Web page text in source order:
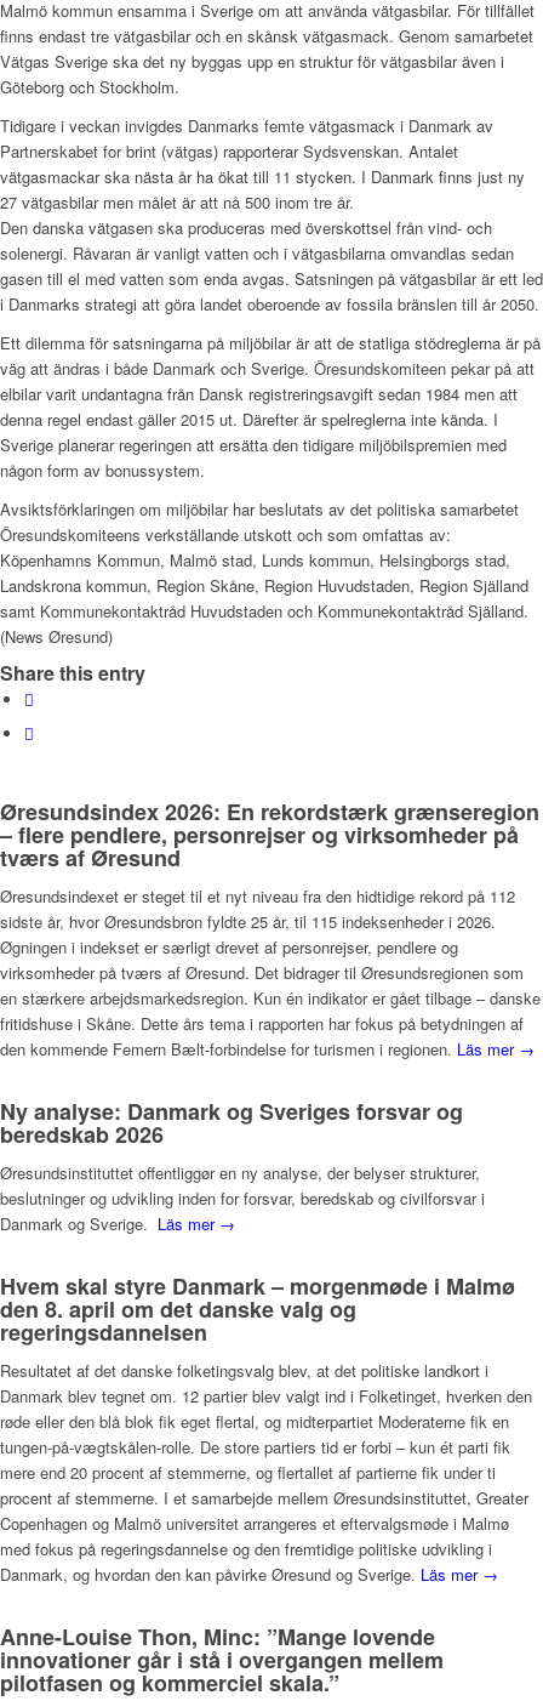
Malmö kommun ensamma i Sverige om att använda vätgasbilar. För tillfället
finns endast tre vätgasbilar och en skånsk vätgasmack. Genom samarbetet
Vätgas Sverige ska det ny byggas upp en struktur för vätgasbilar även i
Göteborg och Stockholm.
Tidigare i veckan invigdes Danmarks femte vätgasmack i Danmark av
Partnerskabet for brint (vätgas) rapporterar Sydsvenskan. Antalet
vätgasmackar ska nästa år ha ökat till 11 stycken. I Danmark finns just ny
27 vätgasbilar men målet är att nå 500 inom tre år.
Den danska vätgasen ska produceras med överskottsel från vind- och
solenergi. Råvaran är vanligt vatten och i vätgasbilarna omvandlas sedan
gasen till el med vatten som enda avgas. Satsningen på vätgasbilar är ett led
i Danmarks strategi att göra landet oberoende av fossila bränslen till år 2050.
Ett dilemma för satsningarna på miljöbilar är att de statliga stödreglerna är på
väg att ändras i både Danmark och Sverige. Öresundskomiteen pekar på att
elbilar varit undantagna från Dansk registreringsavgift sedan 1984 men att
denna regel endast gäller 2015 ut. Därefter är spelreglerna inte kända. I
Sverige planerar regeringen att ersätta den tidigare miljöbilspremien med
någon form av bonussystem.
Avsiktsförklaringen om miljöbilar har beslutats av det politiska samarbetet
Öresundskomiteens verkställande utskott och som omfattas av:
Köpenhamns Kommun, Malmö stad, Lunds kommun, Helsingborgs stad,
Landskrona kommun, Region Skåne, Region Huvudstaden, Region Själland
samt Kommunekontaktråd Huvudstaden och Kommunekontaktråd Själland.
(News Øresund)
Share this entry
Øresundsindex 2026: En rekordstærk grænseregion
– flere pendlere, personrejser og virksomheder på
tværs af Øresund
Øresundsindexet er steget til et nyt niveau fra den hidtidige rekord på 112
sidste år, hvor Øresundsbron fyldte 25 år, til 115 indeksenheder i 2026.
Øgningen i indekset er særligt drevet af personrejser, pendlere og
virksomheder på tværs af Øresund. Det bidrager til Øresundsregionen som
en stærkere arbejdsmarkedsregion. Kun én indikator er gået tilbage – danske
fritidshuse i Skåne. Dette års tema i rapporten har fokus på betydningen af
den kommende Femern Bælt-forbindelse for turismen i regionen. Läs mer →
Ny analyse: Danmark og Sveriges forsvar og
beredskab 2026
Øresundsinstituttet offentliggør en ny analyse, der belyser strukturer,
beslutninger og udvikling inden for forsvar, beredskab og civilforsvar i
Danmark og Sverige. Läs mer →
Hvem skal styre Danmark – morgenmøde i Malmø
den 8. april om det danske valg og
regeringsdannelsen
Resultatet af det danske folketingsvalg blev, at det politiske landkort i
Danmark blev tegnet om. 12 partier blev valgt ind i Folketinget, hverken den
røde eller den blå blok fik eget flertal, og midterpartiet Moderaterne fik en
tungen-på-vægtskålen-rolle. De store partiers tid er forbi – kun ét parti fik
mere end 20 procent af stemmerne, og flertallet af partierne fik under ti
procent af stemmerne. I et samarbejde mellem Øresundsinstituttet, Greater
Copenhagen og Malmö universitet arrangeres et eftervalgsmøde i Malmø
med fokus på regeringsdannelse og den fremtidige politiske udvikling i
Danmark, og hvordan den kan påvirke Øresund og Sverige. Läs mer →
Anne-Louise Thon, Minc: ”Mange lovende
innovationer går i stå i overgangen mellem
pilotfasen og kommerciel skala.”